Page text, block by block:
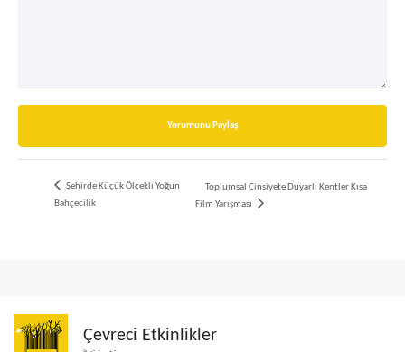
Yorumunu Paylaş
Şehirde Küçük Ölçekli Yoğun
Bahçecilik
Toplumsal Cinsiyete Duyarlı Kentler Kısa
Film Yarışması
Çevreci Etkinlikler